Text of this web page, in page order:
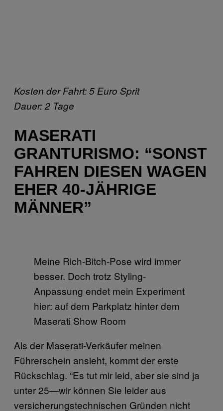
Kosten der Fahrt: 5 Euro Sprit
Dauer: 2 Tage
MASERATI
GRANTURISMO: “SONST
FAHREN DIESEN WAGEN
EHER 40-JÄHRIGE
MÄNNER”
Meine Rich-Bitch-Pose wird immer
besser. Doch trotz Styling-
Anpassung endet mein Experiment
hier: auf dem Parkplatz hinter dem
Maserati Show Room
Als der Maserati-Verkäufer meinen
Führerschein ansieht, kommt der erste
Rückschlag. “Es tut mir leid, aber sie sind ja
unter 25—wir können Sie leider aus
versicherungstechnischen Gründen nicht